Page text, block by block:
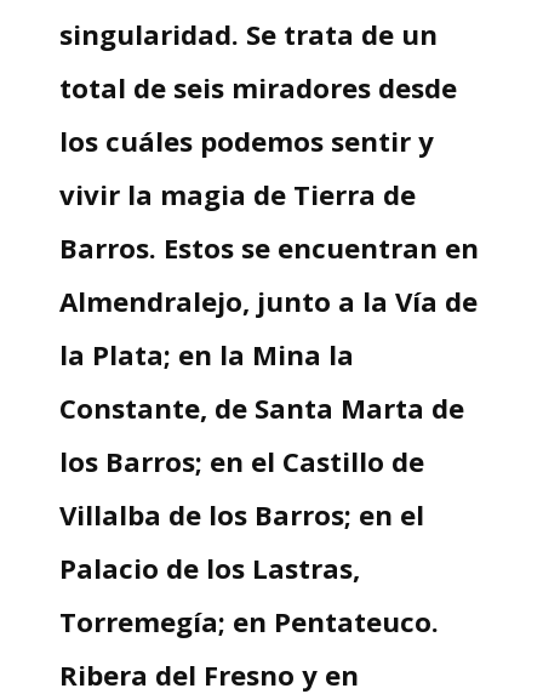
singularidad. Se trata de un
total de seis miradores desde
los cuáles podemos sentir y
vivir la magia de Tierra de
Barros. Estos se encuentran en
Almendralejo, junto a la Vía de
la Plata; en la Mina la
Constante, de Santa Marta de
los Barros; en el Castillo de
Villalba de los Barros; en el
Palacio de los Lastras,
Torremegía; en Pentateuco.
Ribera del Fresno y en